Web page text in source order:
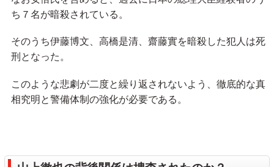
ち７名が暗殺されている。
そのうち伊藤博文、高橋是清、齋藤實を暗殺した犯人は死
刑となった。
このような悲劇が二度と繰り返されないよう、徹底的な真
相究明と警備体制の強化が必要である。